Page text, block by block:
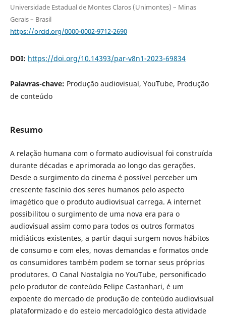
Universidade Estadual de Montes Claros (Unimontes) – Minas
Gerais – Brasil
https://orcid.org/0000-0002-9712-2690
DOI: https://doi.org/10.14393/par-v8n1-2023-69834
Palavras-chave: Produção audiovisual, YouTube, Produção
de conteúdo
Resumo
A relação humana com o formato audiovisual foi construída
durante décadas e aprimorada ao longo das gerações.
Desde o surgimento do cinema é possível perceber um
crescente fascínio dos seres humanos pelo aspecto
imagético que o produto audiovisual carrega. A internet
possibilitou o surgimento de uma nova era para o
audiovisual assim como para todos os outros formatos
midiáticos existentes, a partir daqui surgem novos hábitos
de consumo e com eles, novas demandas e formatos onde
os consumidores também podem se tornar seus próprios
produtores. O Canal Nostalgia no YouTube, personificado
pelo produtor de conteúdo Felipe Castanhari, é um
expoente do mercado de produção de conteúdo audiovisual
plataformizado e do esteio mercadológico desta atividade